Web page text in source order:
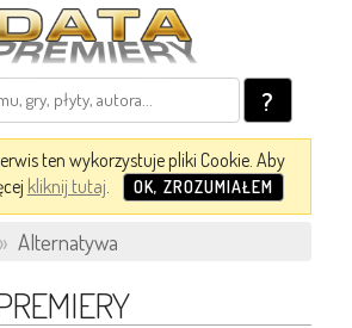
?
ten wykorzystuje pliki Cookie. Aby
kliknij tutaj. OK, ZROZUMIAŁEM
» Alternatywa